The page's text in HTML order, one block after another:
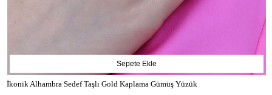
İkonik Alhambra Sedef Taşlı Gold Kaplama Gümüş Yüzük
Sepete Ekle